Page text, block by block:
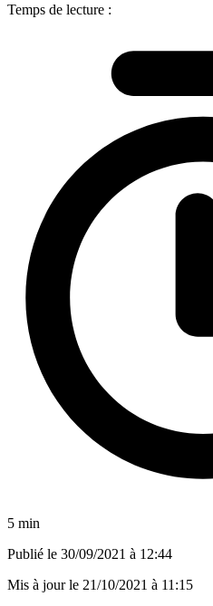
Temps de lecture :
5 min
Publié le 30/09/2021 à 12:44
Mis à jour le 21/10/2021 à 11:15